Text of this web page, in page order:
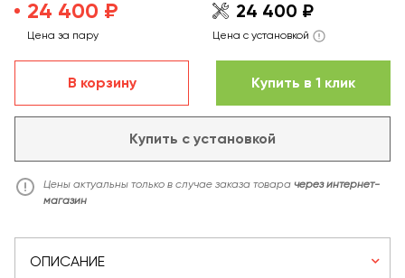
24 400 ₽
Цена за пару
24 400 ₽
Цена с установкой
В корзину Купить в 1 клик
Купить с установкой
Цены актуальны только в случае заказа товара через интернет-
магазин
ОПИСАНИЕ